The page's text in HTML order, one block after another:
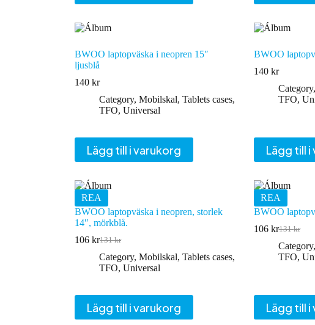
BWOO laptopväska i neopren 15″
ljusblå
140 kr
Category, Mobilskal, Tablets cases,
TFO, Universal
Lägg till i varukorg
BWOO
140 kr
Category,
TFO,
Lägg till
REA
BWOO laptopväska i neopren, storlek
14″, mörkblå.
131kr
Det
ursprungliga
priset
106 krDet
nuvarande
priset
Category, Mobilskal, Tablets cases,
TFO, Universal
Lägg till i varukorg
REA
BWOO
131kr
Det
priset
106 krDet
nuvarande
priset
Category,
TFO,
Lägg till